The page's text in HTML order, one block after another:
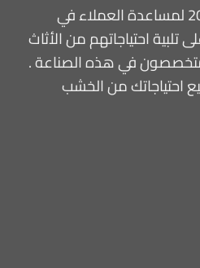
فن المكاتب بدأت عام 2008 لمساعدة العملاء في
احتياجاتهم من الأثاث
في هذه الصناعة .
احتياجاتك من الخشب